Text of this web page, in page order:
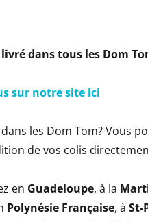
dans tous les Dom
sur notre site ici
les Dom Tom? Vous
de vos colis
en Guadeloupe, à la
Polynésie Française, à St-